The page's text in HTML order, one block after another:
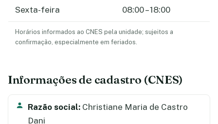
Sexta-feira 08:00 – 18:00
Horários informados ao CNES pela unidade; sujeitos a
confirmação, especialmente em feriados.
Informações de cadastro (CNES)
Razão social: Christiane Maria de Castro
Dani